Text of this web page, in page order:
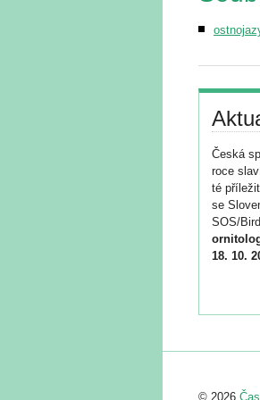
Česká
roce
té
se
SOS/
18. 10.
© 2026